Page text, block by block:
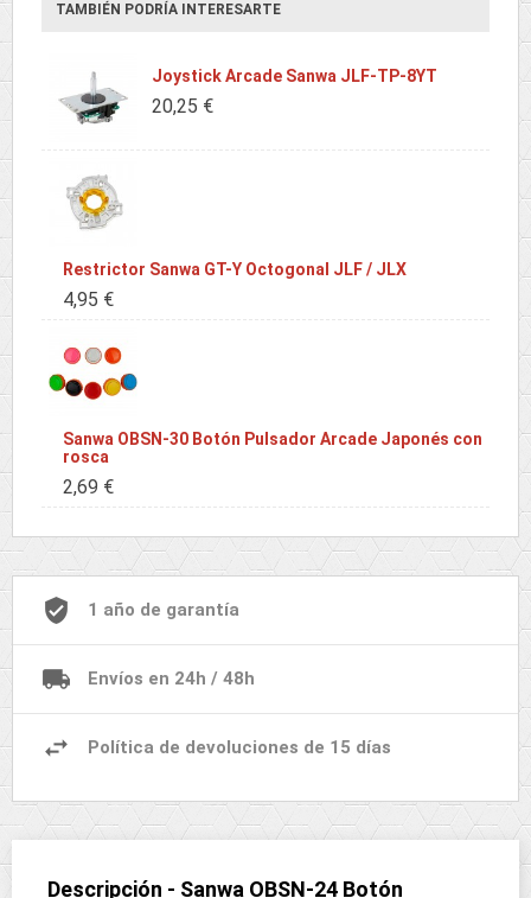
TAMBIÉN PODRÍA INTERESARTE
Joystick Arcade Sanwa JLF-TP-8YT
20,25 €
Restrictor Sanwa GT-Y Octogonal JLF / JLX
4,95 €
Sanwa OBSN-30 Botón Pulsador Arcade Japonés con
rosca
2,69 €
1 año de garantía
Envíos en 24h / 48h
Política de devoluciones de 15 días
Descripción - Sanwa OBSN-24 Botón